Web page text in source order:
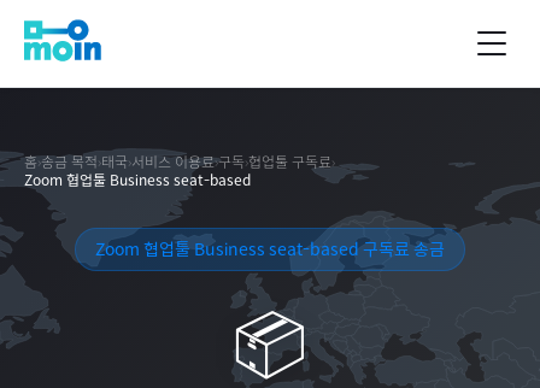
홈›송금 목적›태국›서비스 이용료›구독›협업툴 구독료›
Zoom 협업툴 Business seat-based
Zoom 협업툴 Business seat-based 구독료 송금
📦